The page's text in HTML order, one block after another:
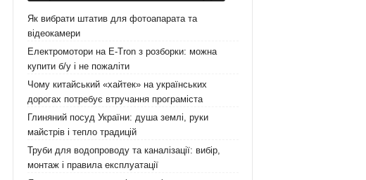
Як вибрати штатив для фотоапарата та
відеокамери
Електромотори на E-Tron з розборки: можна
купити б/у і не пожаліти
Чому китайський «хайтек» на українських
дорогах потребує втручання програміста
Глиняний посуд України: душа землі, руки
майстрів і тепло традицій
Труби для водопроводу та каналізації: вибір,
монтаж і правила експлуатації